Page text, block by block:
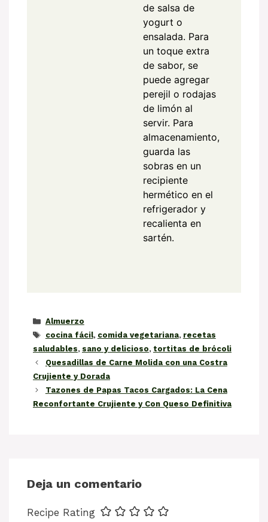
de salsa de
yogurt o
ensalada. Para
un toque extra
de sabor, se
puede agregar
perejil o rodajas
de limón al
servir. Para
almacenamiento,
guarda las
sobras en un
recipiente
hermético en el
refrigerador y
recalienta en
sartén.
Categorías
Almuerzo
Etiquetas
cocina fácil, comida vegetariana, recetas
saludables, sano y delicioso, tortitas de brócoli
Quesadillas de Carne Molida con una Costra
Crujiente y Dorada
Tazones de Papas Tacos Cargados: La Cena
Reconfortante Crujiente y Con Queso Definitiva
Deja un comentario
Recipe Rating